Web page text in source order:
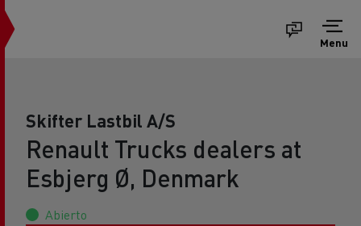
Menu
Skifter Lastbil A/S
Renault Trucks dealers at
Esbjerg Ø, Denmark
Abierto